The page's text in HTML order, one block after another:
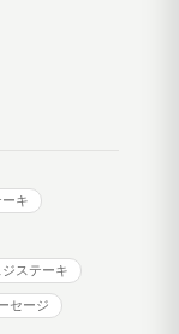
ーキ
ジステーキ
セージ